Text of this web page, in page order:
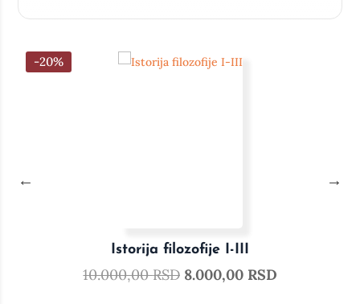
-20%
Istorija filozofije I-III
10.000,00RSD 8.000,00 RSD